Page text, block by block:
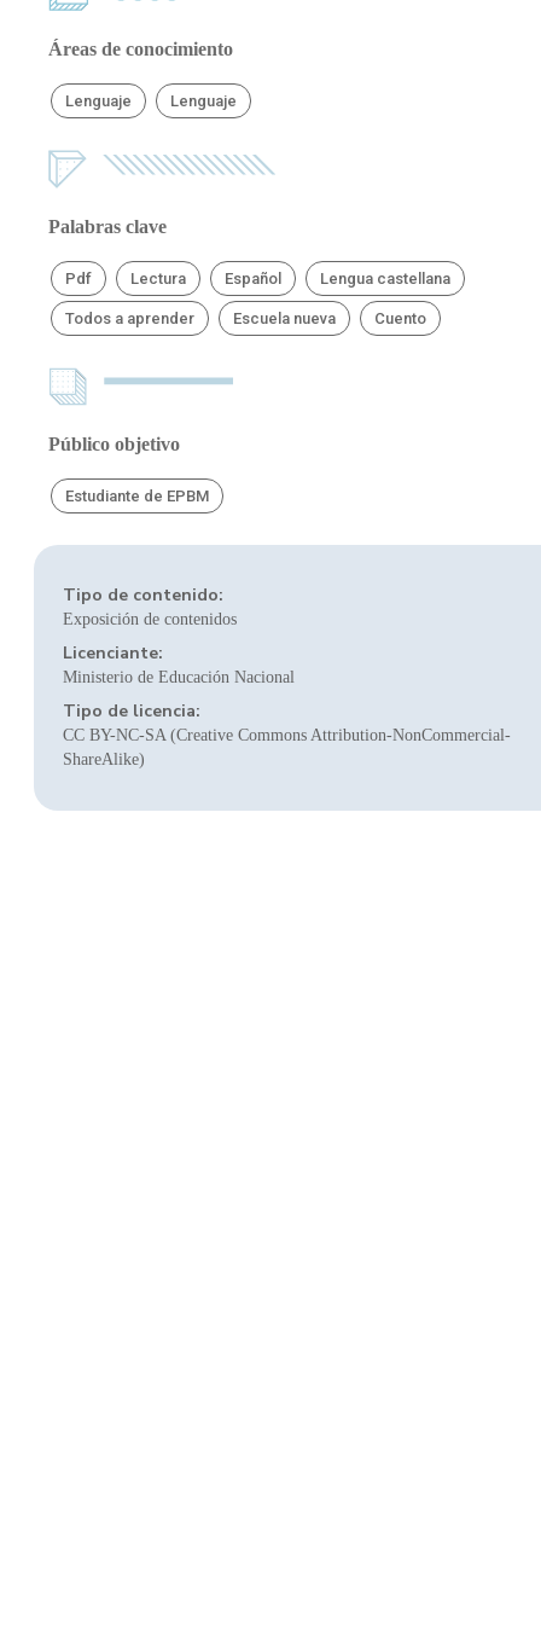
Áreas de conocimiento
Lenguaje Lenguaje
Palabras clave
Pdf Lectura Español Lengua castellana
Todos a aprender Escuela nueva Cuento
Público objetivo
Estudiante de EPBM
Tipo de contenido:
Exposición de contenidos
Licenciante:
Ministerio de Educación Nacional
Tipo de licencia:
CC BY-NC-SA (Creative Commons Attribution-NonCommercial-
ShareAlike)